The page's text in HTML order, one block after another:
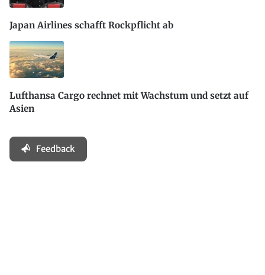
Japan Airlines schafft Rockpflicht ab
Lufthansa Cargo rechnet mit Wachstum und setzt auf
Asien
Feedback